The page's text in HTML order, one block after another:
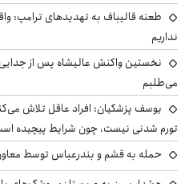
طعنه قالیباف به تهدیدهای ترامپ:
نداریم
نخستین واکنش عالیشاه پس از جدایی
می‌طلبم
یوسف پزشکیان: افراد عاقل تلاش
تورم شدنی نیست، چون شرایط پیچیده
حمله به قشم و بندرعباس توسط